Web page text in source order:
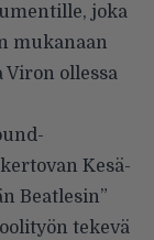
joka
mukanaan
ollessa
Kesä-
Beatlesin”
tekevä